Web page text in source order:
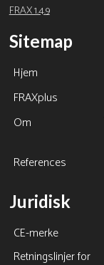
FRAX 1.4.9
Sitemap
Hjem
FRAXplus
Om
References
Juridisk
CE-merke
Retningslinjer for